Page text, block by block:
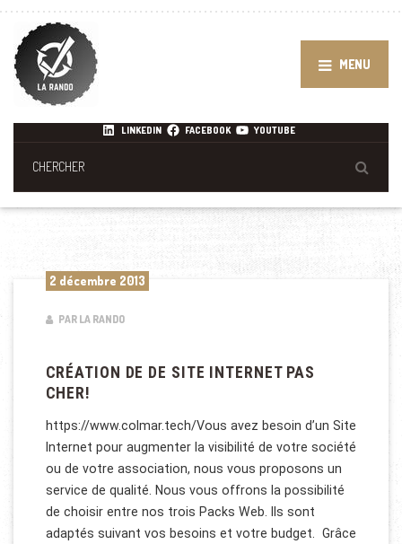
MENU
LINKEDIN FACEBOOK YOUTUBE
2 décembre 2013
PAR LA RANDO
CRÉATION DE DE SITE INTERNET PAS
CHER!
https://www.colmar.tech/Vous avez besoin d’un Site
Internet pour augmenter la visibilité de votre société
ou de votre association, nous vous proposons un
service de qualité. Nous vous offrons la possibilité
de choisir entre nos trois Packs Web. Ils sont
adaptés suivant vos besoins et votre budget. Grâce